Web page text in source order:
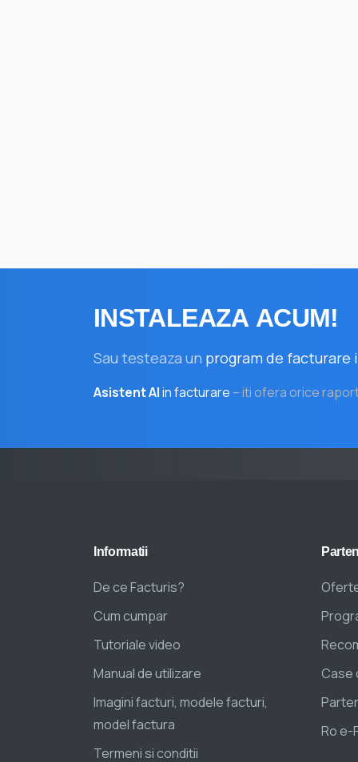
INSTALEAZA ACUM!
Sau testeaza un program de
Asistent AIin facturare – iti ofera orice
Informatii
De ce Facturis?
Cum cumpar
Tutoriale video
Manual de utilizare
Imagini facturi, modele facturi,
model factura
Termeni si conditii
Case
Ro e-